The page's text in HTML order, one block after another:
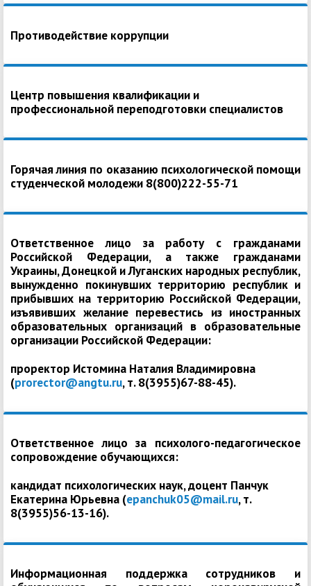
Противодействие коррупции
Центр повышения квалификации и
профессиональной переподготовки специалистов
Горячая линия по оказанию психологической помощи
студенческой молодежи 8(800)222-55-71
Ответственное лицо за работу с гражданами
Российской Федерации, а также гражданами
Украины, Донецкой и Луганских народных республик,
вынужденно покинувших территорию республик и
прибывших на территорию Российской Федерации,
изъявивших желание перевестись из иностранных
образовательных организаций в образовательные
организации Российской Федерации:
проректор Истомина Наталия Владимировна
(prorector@angtu.ru, т. 8(3955)67-88-45).
Ответственное лицо за психолого-педагогическое
сопровождение обучающихся:
кандидат психологических наук, доцент Панчук
Екатерина Юрьевна (epanchuk05@mail.ru, т.
8(3955)56-13-16).
Информационная поддержка сотрудников и